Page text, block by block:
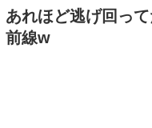
あれほど逃げ回っ
前線w